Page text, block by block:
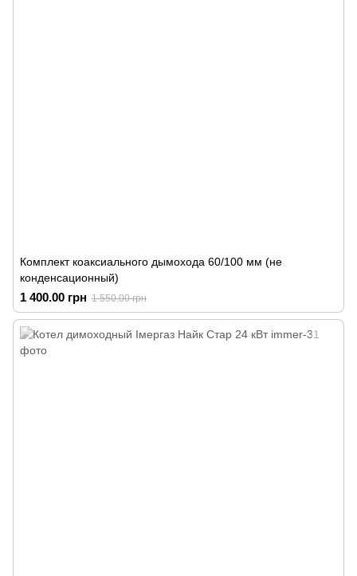
Комплект коаксиального дымохода 60/100 мм (не
конденсационный)
1 400.00 грн 1 550.00 грн